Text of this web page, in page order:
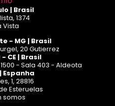
| Brasil
1374
Vista
- MG | Brasil
20 Gutierrez
CE | Brasil
- Sala 403 - Aldeota
Espanha
1, 28816
Esteruelas
somos